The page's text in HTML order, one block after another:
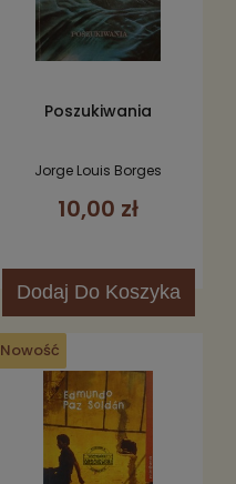
Poszukiwania
Jorge Louis Borges
10,00 zł
Dodaj Do Koszyka
Nowość